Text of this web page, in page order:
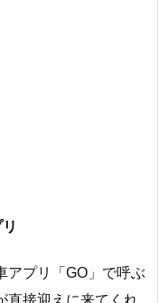
アプリ「GO」で呼ぶ
直接迎えに来てくれ